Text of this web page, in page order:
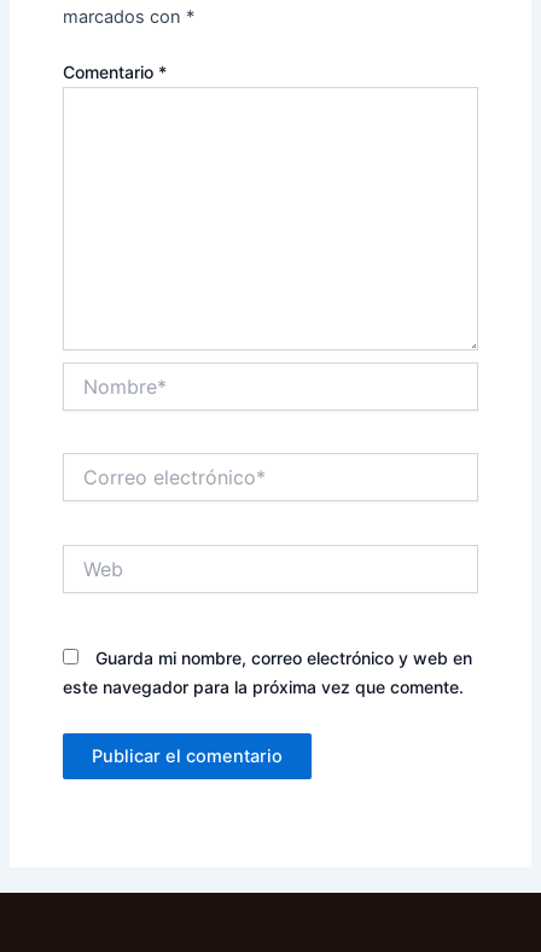
marcados con *
Comentario *
electrónico*
Guarda mi nombre, correo electrónico y web en
este navegador para la próxima vez que comente.